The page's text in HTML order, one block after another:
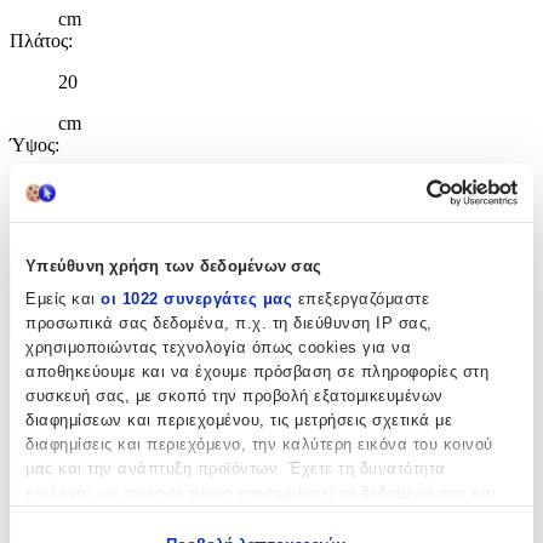
Υπεύθυνη χρήση των δεδομένων σας
Εμείς και οι 1022 συνεργάτες μας επεξεργαζόμαστε
προσωπικά σας δεδομένα, π.χ. τη διεύθυνση IP σας,
χρησιμοποιώντας τεχνολογία όπως cookies για να
αποθηκεύουμε και να έχουμε πρόσβαση σε πληροφορίες στη
συσκευή σας, με σκοπό την προβολή εξατομικευμένων
διαφημίσεων και περιεχομένου, τις μετρήσεις σχετικά με
διαφημίσεις και περιεχόμενο, την καλύτερη εικόνα του κοινού
μας και την ανάπτυξη προϊόντων. Έχετε τη δυνατότητα
cm
Πλάτος:
20
cm
Ύψος:
cm
Χαρακτηριστικά
+
Χαρακτηριστικά
Κατασκευαστής
Must